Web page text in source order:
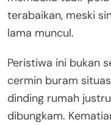
terabaikan, meski
lama muncul.
Peristiwa ini bukan
cermin buram
dinding rumah
dibungkam.